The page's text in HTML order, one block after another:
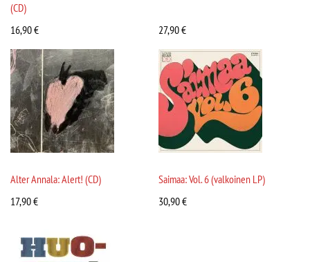
(CD)
16,90€ 27,90€
Alter Annala: Alert! (CD)
17,90€
Saimaa: Vol. 6 (valkoinen LP)
30,90€